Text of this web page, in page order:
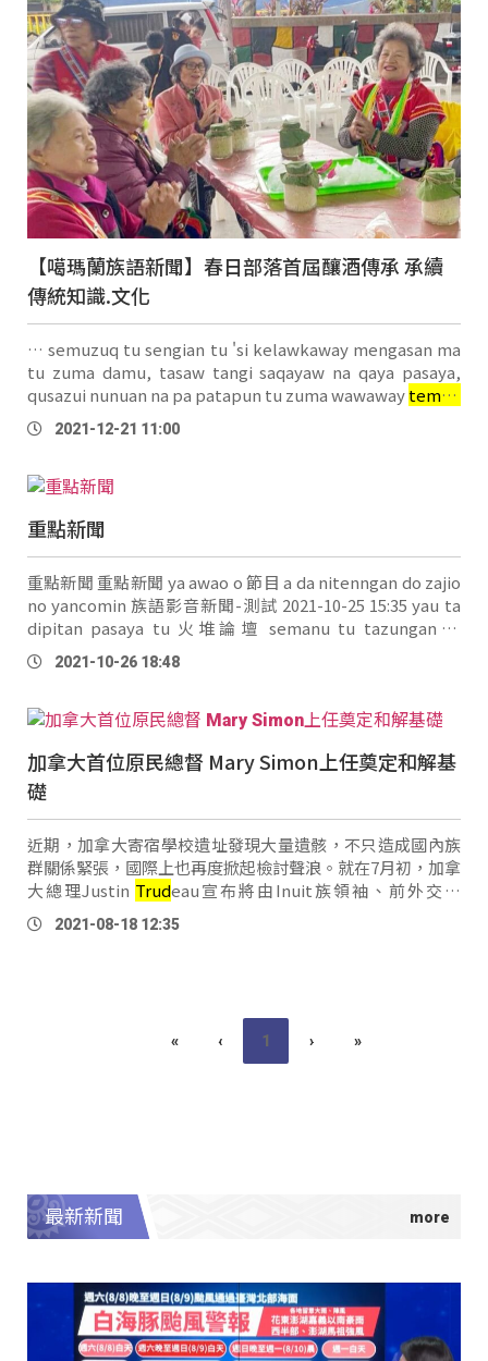
【噶瑪蘭族語新聞】春日部落首屆釀酒傳承 承續
傳統知識.文化
… semuzuq tu sengian tu 'si kelawkaway mengasan ma
tu zuma damu, tasaw tangi saqayaw na qaya pasaya,
qusazui nunuan na pa patapun tu zuma wawawaytemud
pasuppaR tu sunsunis. 婦女會長Ronga表示，Ceroh（春日
部落）推動釀酒傳承的工作相對其他部落來的晚，今年也是
2021-12-21 11:00
重點新聞
重點新聞 重點新聞 ya awao o 節目 a da nitenngan do zajio
no yancomin 族語影音新聞-測試 2021-10-25 15:35 yau ta
dipitan pasaya tu 火堆論壇 semanu tu tazungan ta
nanaungan 族語影音新聞-測試 2021-10-25 15:35 ta
kalingkuan pasayatemud
17:55 族語專題新聞 …
2021-10-26 18:48
加拿大首位原民總督 Mary Simon上任奠定和解基
礎
近期，加拿大寄宿學校遺址發現大量遺骸，不只造成國內族
群關係緊張，國際上也再度掀起檢討聲浪。就在7月初，加拿
大總理Justin Trudeau宣布將由Inuit族領袖、前外交官
Mary Simon擔任總督，成為加拿大史上第一位原住民總
督，7月26日，Mary Simon正式宣誓就職，可望 …
2021-08-18 12:35
« ‹ 1 › »
最新新聞